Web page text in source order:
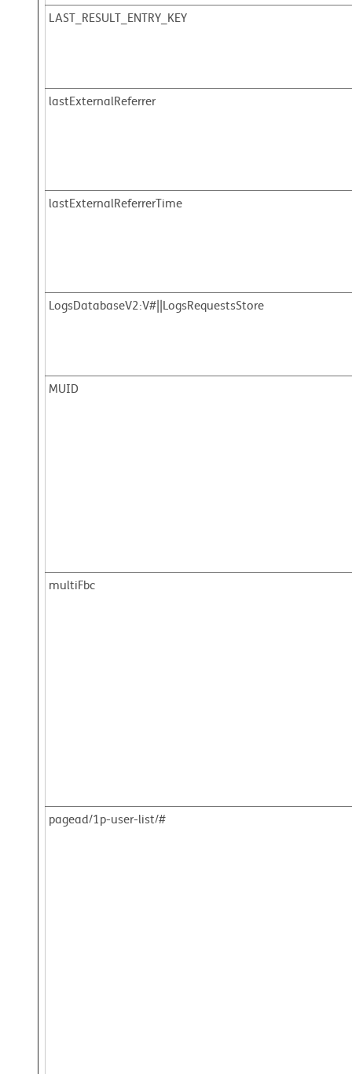
LAST_RESULT_ENTRY_KEY
lastExternalReferrer
lastExternalReferrerTime
LogsDatabaseV2:V#||LogsRequestsStore
MUID
multiFbc
pagead/1p-user-list/#